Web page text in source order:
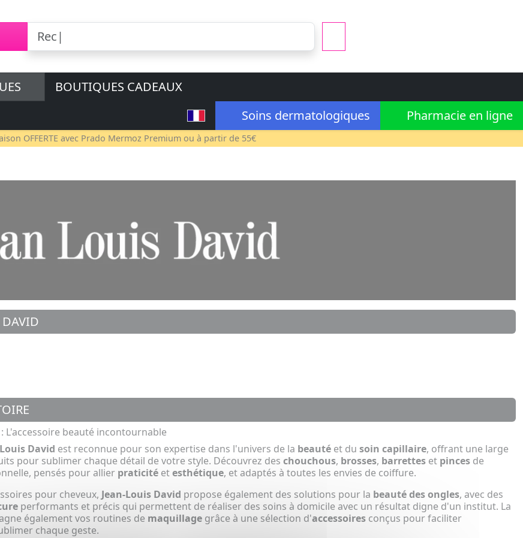
BOUTIQUES CADEAUX
Soins dermatologiques
Pharmacie en ligne
OFFERTE avec Prado Mermoz Premium ou à partir de 55€
DAVID
: L'accessoire beauté incontournable
David est reconnue pour son expertise dans l'univers de la beauté et du soin capillaire, offrant une large
pour sublimer chaque détail de votre style. Découvrez des chouchous, brosses, barrettes et pinces de
pensés pour allier praticité etesthétique, et adaptés à toutes les envies de coiffure.
pour cheveux, Jean-Louis David propose également des solutions pour la beauté des ongles, avec des
performants et précis qui permettent de réaliser des soins à domicile avec un résultat digne d'un institut. La
également vos routines de maquillage grâce à une sélection d'accessoires conçus pour faciliter
chaque geste.